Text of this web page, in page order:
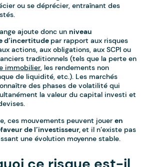
ou se déprécier, entraînant des
ajoute donc unniveau
d’incertitude par rapport aux risques
actions, aux obligations, aux SCPI ou
traditionnels (tels que la perte en
immobilier, les rendements non
de liquidité, etc.). Les marchés
des phases de volatilité qui
la valeur du capital investi et
ces mouvements peuvent joueren
de l’investisseur,et il n’existe pas
une évolution moyenne stable.